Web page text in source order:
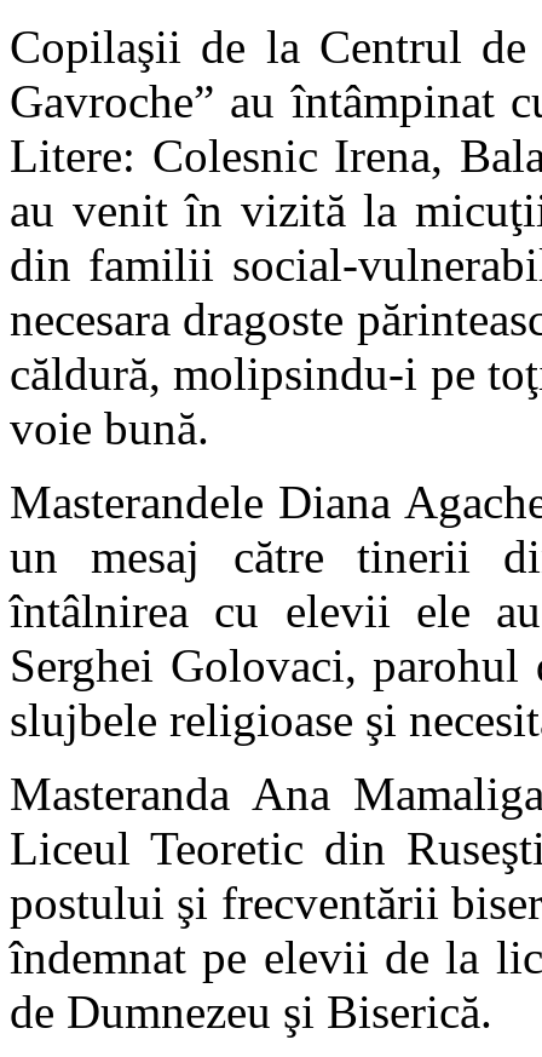
Copilaşii de la Centrul de
Gavroche” au întâmpinat
Litere: Colesnic Irena,
au venit în vizită la
din familii social-
necesara dragoste
căldură, molipsindu-i pe
voie bună.
Masterandele Diana
un mesaj către tinerii
întâlnirea cu elevii ele
Serghei Golovaci,
slujbele religioase şi
Masteranda Ana
Liceul Teoretic din
postului şi frecventării
îndemnat pe elevii de la
de Dumnezeu şi Biserică.